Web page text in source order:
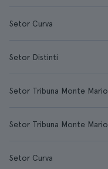
Setor Curva
Setor Distinti
Setor Tribuna Monte Mario
Setor Tribuna Monte Mario
Setor Curva